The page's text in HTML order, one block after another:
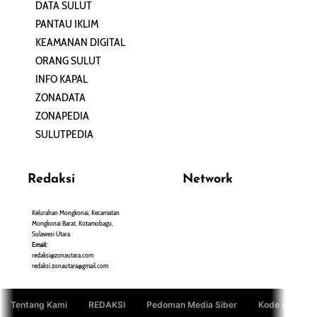
DATA SULUT
PANTAU IKLIM
KEAMANAN DIGITAL
ORANG SULUT
INFO KAPAL
ZONADATA
ZONAPEDIA
SULUTPEDIA
Redaksi
Kelurahan Mongkonai, Kecamatan
Mongkonai Barat, Kotamobagu,
Sulawesi Utara
Email:
redaksi@zonautara.com
redaksi.zonautara@gmail.com
Network
Tentang Kami REDAKSI Pedoman Media Siber Kode Etik